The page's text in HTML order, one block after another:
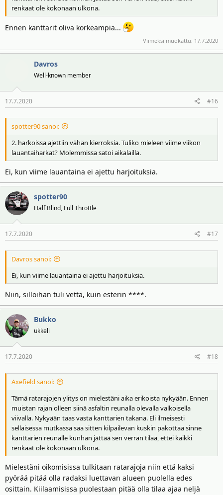
renkaat ole kokonaan ulkona.
Ennen kanttarit oliva korkeampia...
Viimeksi muokattu: 17.7.2020
Davros
Well-known member
17.7.2020 #16
spotter90 sanoi:
2. harkoissa ajettiin vähän kierroksia. Tuliko mieleen viime viikon
lauantaiharkat? Molemmissa satoi aikalailla.
Ei, kun viime lauantaina ei ajettu harjoituksia.
spotter90
Half Blind, Full Throttle
17.7.2020 #17
Davros sanoi:
Ei, kun viime lauantaina ei ajettu harjoituksia.
Niin, silloihan tuli vettä, kuin esterin ****.
Bukko
ukkeli
17.7.2020 #18
Axefield sanoi:
Tämä ratarajojen ylitys on mielestäni aika erikoista nykyään. Ennen
muistan rajan olleen siinä asfaltin reunalla olevalla valkoisella
viivalla. Nykyään taas vasta kanttarien takana. Eli ilmeisesti
sellaisessa mutkassa saa sitten kilpailevan kuskin pakottaa sinne
kanttarien reunalle kunhan jättää sen verran tilaa, ettei kaikki
renkaat ole kokonaan ulkona.
Mielestäni oikomisissa tulkitaan ratarajoja niin että kaksi
pyörää pitää olla radaksi luettavan alueen puolella edes
osittain. Kiilaamisissa puolestaan pitää olla tilaa ajaa neljä